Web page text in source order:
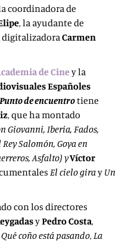
coordinadora de
, la ayudante de
digitalizadoraCarmen
de Ciney la
Españoles
Punto de encuentrotiene
, que ha montado
Giovanni, Iberia, Fados,
Salomón, Goya en
Asfalto) yVíctor
El cielo giray Un
con los directores
yPedro Costa,
Qué coño está pasando,La